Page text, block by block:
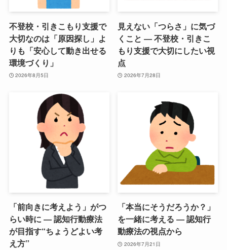
不登校・引きこもり支援で
大切なのは「原因探し」よ
りも「安心して動き出せる
環境づくり」
2026年8月5日
見えない「つらさ」に気づ
くこと ― 不登校・引きこ
もり支援で大切にしたい視
点
2026年7月28日
「前向きに考えよう」がつ
らい時に ― 認知行動療法
が目指す“ちょうどよい考
え方”
「本当にそうだろうか？」
を一緒に考える ― 認知行
動療法の視点から
2026年7月21日